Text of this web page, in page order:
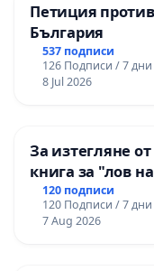
Петиция
България
537 подписи
126 Подписи / 7 дни
8 Jul 2026
За изтегляне
книга за "лов
деца
120 подписи
120 Подписи / 7 дни
7 Aug 2026